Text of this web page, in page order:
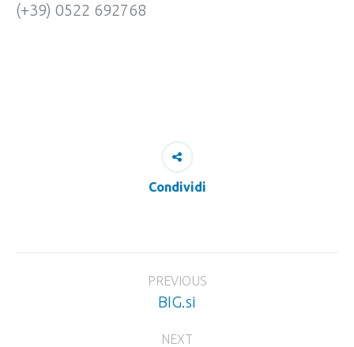
(+39) 0522 692768
Condividi
PREVIOUS
Previous
BIG.si
NEXT